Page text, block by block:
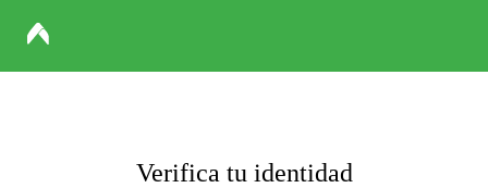
Verifica tu identidad